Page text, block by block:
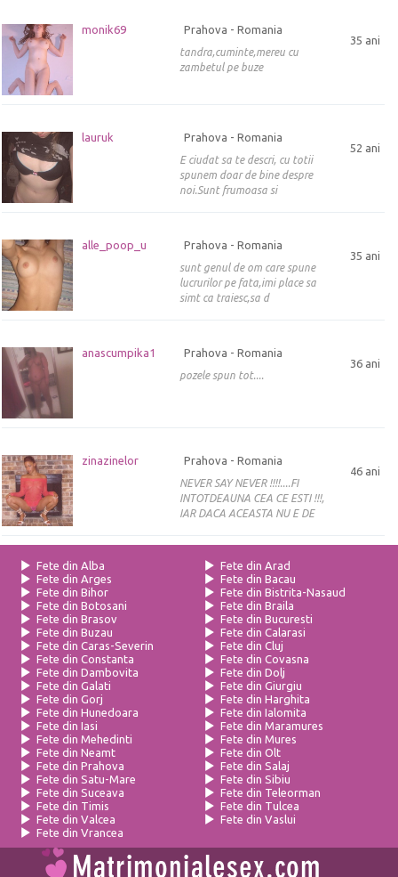
monik69
35 ani
Prahova - Romania
tandra,cuminte,mereu cu
zambetul pe buze
lauruk
52 ani
Prahova - Romania
E ciudat sa te descri, cu totii
spunem doar de bine despre
noi.Sunt frumoasa si
alle_poop_u
35 ani
Prahova - Romania
sunt genul de om care spune
lucrurilor pe fata,imi place sa
simt ca traiesc,sa d
anascumpika1
36 ani
Prahova - Romania
pozele spun tot....
zinazinelor
46 ani
Prahova - Romania
NEVER SAY NEVER !!!!....FI
INTOTDEAUNA CEA CE ESTI !!!,
IAR DACA ACEASTA NU E DE
Fete din Alba
Fete din Arad
Fete din Arges
Fete din Bacau
Fete din Bihor
Fete din Bistrita-Nasaud
Fete din Botosani
Fete din Braila
Fete din Brasov
Fete din Bucuresti
Fete din Buzau
Fete din Calarasi
Fete din Caras-Severin
Fete din Cluj
Fete din Constanta
Fete din Covasna
Fete din Dambovita
Fete din Dolj
Fete din Galati
Fete din Giurgiu
Fete din Gorj
Fete din Harghita
Fete din Hunedoara
Fete din Ialomita
Fete din Iasi
Fete din Maramures
Fete din Mehedinti
Fete din Mures
Fete din Neamt
Fete din Olt
Fete din Prahova
Fete din Salaj
Fete din Satu-Mare
Fete din Sibiu
Fete din Suceava
Fete din Teleorman
Fete din Timis
Fete din Tulcea
Fete din Valcea
Fete din Vaslui
Fete din Vrancea